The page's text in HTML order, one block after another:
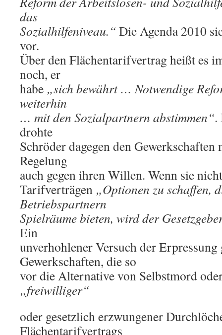
das
Sozialhilfeniveau.“ Die Agenda 2010
vor.
Über den Flächentarifvertrag heißt es
noch, er
habe „sich bewährt … Notwendige
weiterhin
… mit den Sozialpartnern abstimmen“.
drohte
Schröder dagegen den
Regelung
auch gegen ihren Willen. Wenn sie
Tarifverträgen „Optionen zu schaffen,
Betriebspartnern
Spielräume bieten, wird der
Ein
unverhohlener Versuch der Erpressung
Gewerkschaften, die so
vor die Alternative von Selbstmord
„freiwilliger“
oder gesetzlich erzwungener
Flächentarifvertrags